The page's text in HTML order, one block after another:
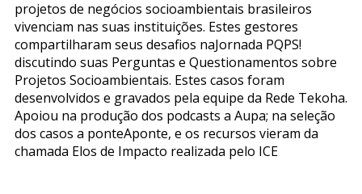
projetos de negócios socioambientais brasileiros
vivenciam nas suas instituições. Estes gestores
compartilharam seus desafios naJornada PQPS!
discutindo suas Perguntas e Questionamentos sobre
Projetos Socioambientais. Estes casos foram
desenvolvidos e gravados pela equipe da Rede Tekoha.
Apoiou na produção dos podcasts a Aupa; na seleção
dos casos a ponteAponte, e os recursos vieram da
chamada Elos de Impacto realizada pelo ICE